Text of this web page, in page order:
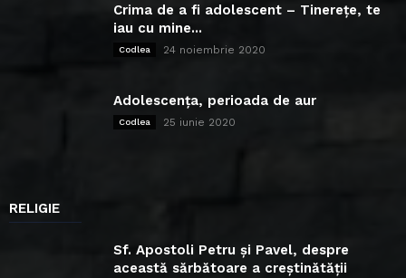
Crima de a fi adolescent – Tinerețe, te
iau cu mine...
Codlea 24 noiembrie 2020
Adolescența, perioada de aur
Codlea 25 iunie 2020
RELIGIE
Sf. Apostoli Petru și Pavel, despre
această sărbătoare a creștinătății